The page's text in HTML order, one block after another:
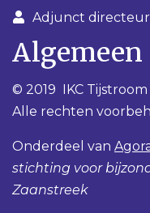
Adjunct
Algemeen
© 2019 IKC Tijstroom
Alle rechten
Onderdeel van
stichting voor
Zaanstreek